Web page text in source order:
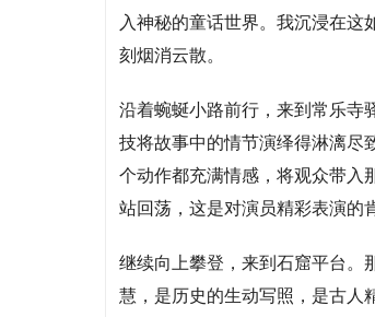
入神秘的童话世界。我沉浸在这
刻烟消云散。
沿着蜿蜒小路前行，来到常乐寺
技将故事中的情节演绎得淋漓尽
个动作都充满情感，将观众带入
站回荡，这是对演员精彩表演的
继续向上攀登，来到石窟平台。
慧，是历史的生动写照，是古人